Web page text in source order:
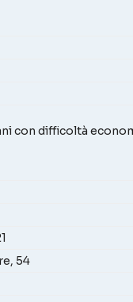
con difficoltà
54